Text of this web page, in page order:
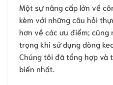
Một sự nâng cấp lớn về
kèm với những câu hỏi
hơn về các ưu điểm; cũng
trọng khi sử dụng dòng
Chúng tôi đã tổng hợp và
biến nhất.